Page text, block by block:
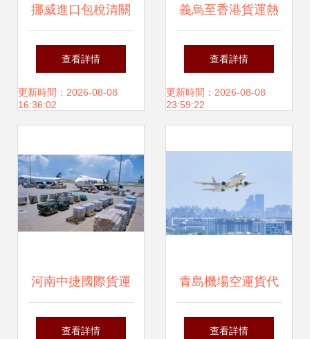
挪威進口包稅清關
代理費用全解析與
貨運代理選擇指南
查看詳情
更新時間：2026-08-08
16:36:02
義烏至香港貨運熱
賣促銷，專業貨運
代理助您暢享跨境
查看詳情
更新時間：2026-08-08
23:59:22
河南中捷國際貨運
代理 專業國際物流
查看詳情
青島機場空運貨代
公司 專業配件運輸
查看詳情